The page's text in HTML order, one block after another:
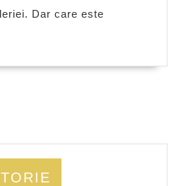
Dar care este